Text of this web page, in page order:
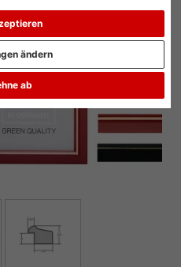
ab
ändern